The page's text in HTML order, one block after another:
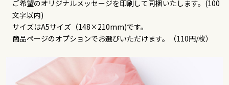
ご希望のオリジナルメッセージを印刷して同梱いたします。(100
文字以内)
サイズはA5サイズ（148×210mm)です。
商品ページのオプションでお選びいただけます。（110円/枚）